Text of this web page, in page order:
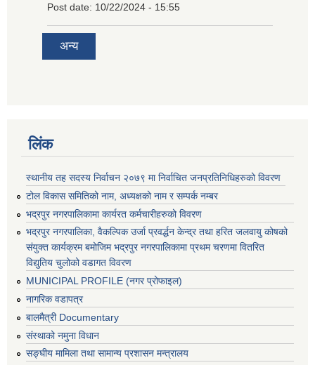
Post date: 10/22/2024 - 15:55
अन्य
लिंक
स्थानीय तह सदस्य निर्वाचन २०७९ मा निर्वाचित जनप्रतिनिधिहरुको विवरण
टोल विकास समितिको नाम, अध्यक्षको नाम र सम्पर्क नम्बर
भद्रपुर नगरपालिकामा कार्यरत कर्मचारीहरुको विवरण
भद्रपुर नगरपालिका, वैकल्पिक उर्जा प्रवर्द्धन केन्द्र तथा हरित जलवायु कोषको
संयुक्त कार्यक्रम बमोजिम भद्रपुर नगरपालिकामा प्रथम चरणमा वितरित
विद्युतिय चुलोको वडागत विवरण
MUNICIPAL PROFILE (नगर प्रोफाइल)
नागरिक वडापत्र
बालमैत्री Documentary
संस्थाको नमुना विधान
सङ्घीय मामिला तथा सामान्य प्रशासन मन्त्रालय